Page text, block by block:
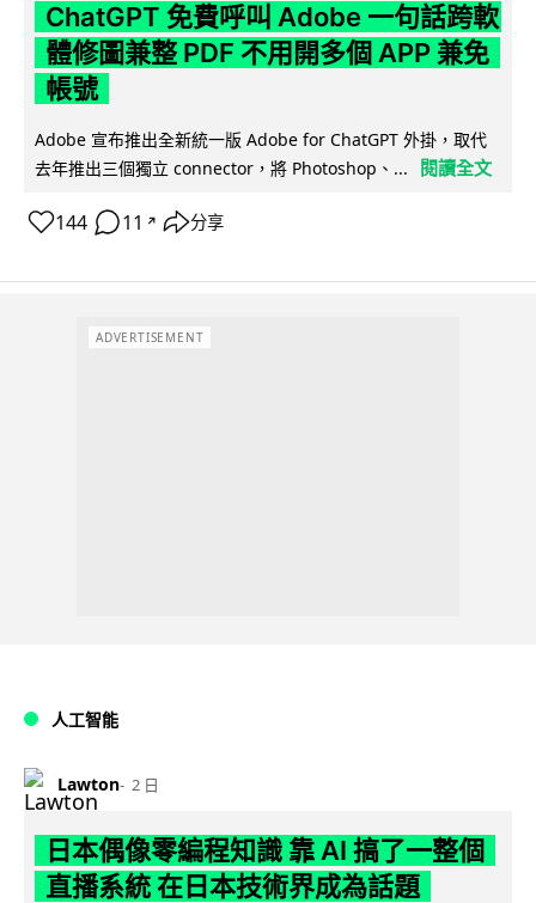
ChatGPT 免費呼叫 Adobe 一句話跨軟
體修圖兼整 PDF 不用開多個 APP 兼免
帳號
Adobe 宣布推出全新統一版 Adobe for ChatGPT 外掛，取代
去年推出三個獨立 connector，將 Photoshop、...
閱讀全文
144 11 ↗ 分享
ADVERTISEMENT
人工智能
Lawton 2 日
日本偶像零編程知識 靠 AI 搞了一整個
直播系統 在日本技術界成為話題